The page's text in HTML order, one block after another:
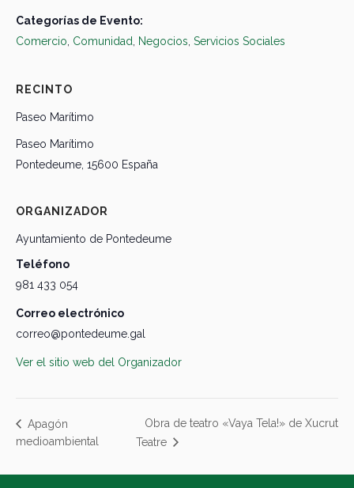
Categorías de Evento:
Comercio Comunidad Negocios Servicios Sociales
RECINTO
Paseo Marítimo
Paseo Marítimo
Pontedeume 15600 España
ORGANIZADOR
Ayuntamiento de Pontedeume
Teléfono
981 433 054
Correo electrónico
correo@pontedeume.gal
Ver el sitio web del Organizador
Apagón
medioambiental
Obra de teatro «Vaya Tela!» de Xucrut
Teatre